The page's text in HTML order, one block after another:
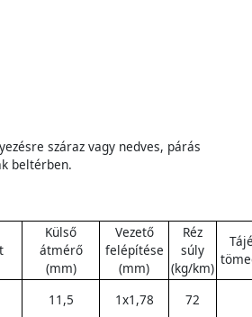
száraz vagy nedves, párás
beltérben.
Külső
átmérő
(mm)
Vezető
felépítése
(mm)
Réz
súly
(kg/km)
11,5 1x1,78 72